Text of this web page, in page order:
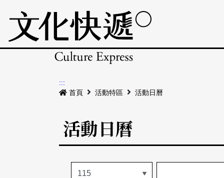
:::
首頁
活動特區 活動日曆
活動日曆